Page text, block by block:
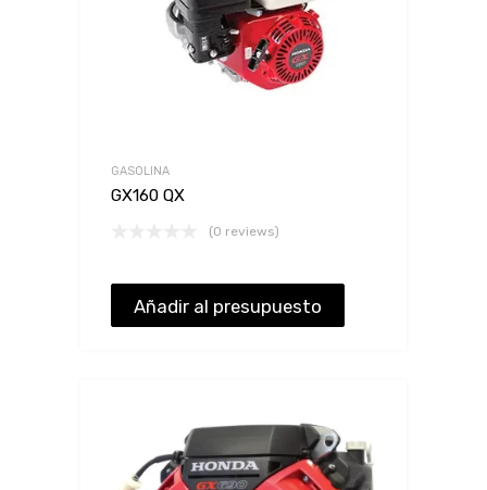
GASOLINA
GX160 QX
(0 reviews)
Añadir al presupuesto